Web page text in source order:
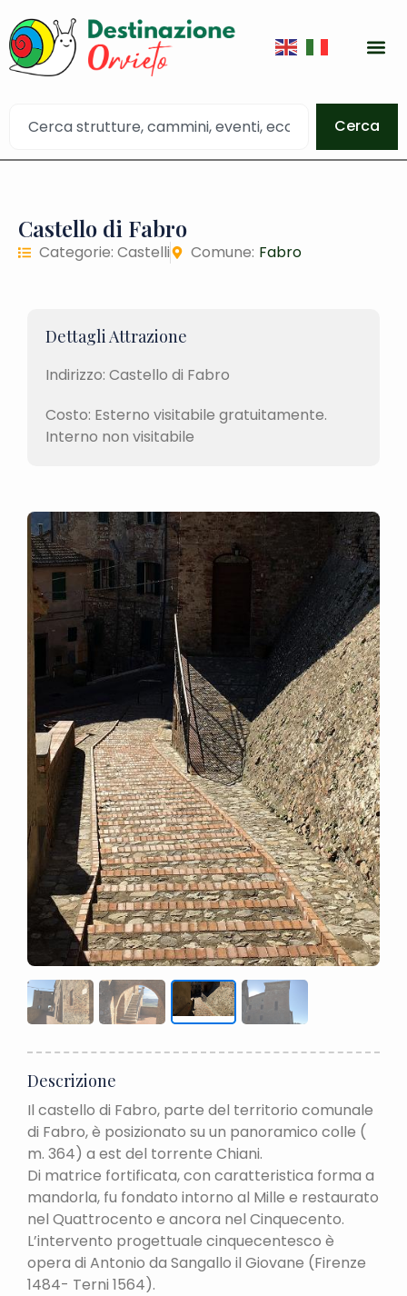
Cerca
Castello di Fabro
Categorie: Castelli Comune: Fabro
Descrizione
Il castello di Fabro, parte del territorio comunale
di Fabro, è posizionato su un panoramico colle (
m. 364) a est del torrente Chiani.
Di matrice fortificata, con caratteristica forma a
mandorla, fu fondato intorno al Mille e restaurato
nel Quattrocento e ancora nel Cinquecento.
L’intervento progettuale cinquecentesco è
opera di Antonio da Sangallo il Giovane (Firenze
1484- Terni 1564).
Dettagli Attrazione
Indirizzo: Castello di Fabro
Costo: Esterno visitabile gratuitamente.
Interno non visitabile